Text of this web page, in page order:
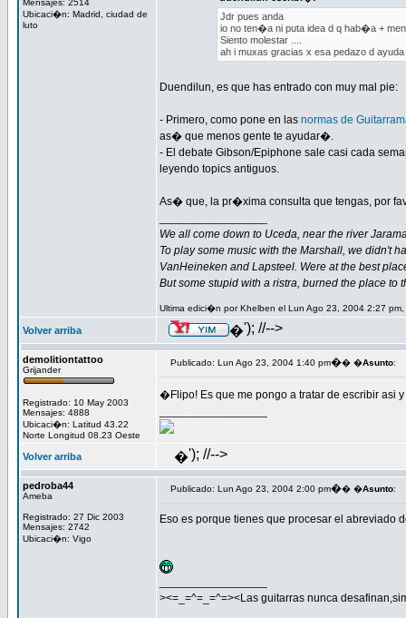
Mensajes: 2514
Ubicaci�n: Madrid, ciudad de
luto
Jdr pues anda
io no ten�a ni puta idea d q hab�a +
Siento molestar ....
ah i muxas gracias x esa pedazo d
Duendilun, es que has entrado con muy mal pie:
- Primero, como pone en las normas de
as� que menos gente te ayudar�.
- El debate Gibson/Epiphone sale casi cada
leyendo topics antiguos.
As� que, la pr�xima consulta que tengas, por
We all come down to Uceda, near the river
To play some music with the Marshall, we didn't
VanHeineken and Lapsteel. Were at the best
But some stupid with a ristra, burned the place to
Ultima edici�n por Khelben el Lun Ago 23, 2004 2:27
Volver arriba �'); //-->
demolitiontattoo
Grijander
Registrado: 10 May 2003
Mensajes: 4888
Ubicaci�n: Latitud 43.22
Norte Longitud 08.23 Oeste
Publicado: Lun Ago 23, 2004 1:40 pm�� �Asunto:
�Flipo! Es que me pongo a tratar de escribir asi
Volver arriba �'); //-->
pedroba44
Ameba
Registrado: 27 Dic 2003
Mensajes: 2742
Ubicaci�n: Vigo
Publicado: Lun Ago 23, 2004 2:00 pm�� �Asunto:
Eso es porque tienes que procesar el abreviado
><=_=^=_=^=><Las guitarras nunca